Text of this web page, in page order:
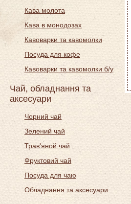
Кава молота
Кава в монодозах
Кавоварки та кавомолки
Посуда для кофе
Кавоварки та кавомолки б/у
Чай, обладнання та
аксесуари
Чорний чай
Зелений чай
Трав'яной чай
Фруктовий чай
Посуда для чаю
Обладнання та аксесуари